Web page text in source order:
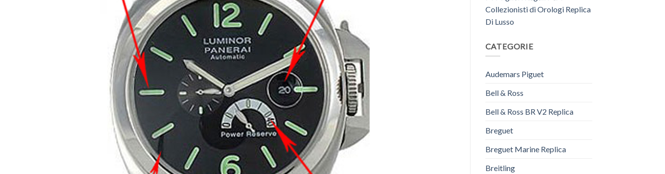
Collezionisti di Orologi Replica
Di Lusso
CATEGORIE
Audemars Piguet
Bell & Ross
Bell & Ross BR V2 Replica
Breguet
Breguet Marine Replica
Breitling